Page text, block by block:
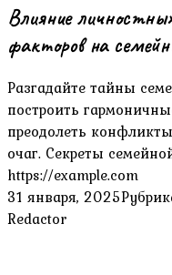
Влияние
факторов на
Разгадайте тайны
построить
преодолеть
очаг. Секреты
https://example.com
31 января, 2025
Redactor